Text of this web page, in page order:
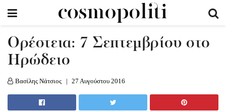
Ορέστεια: 7 Σεπτεμβρίου στο
Ηρώδειο
Βασίλης Νάτσιος 27 Αυγούστου 2016